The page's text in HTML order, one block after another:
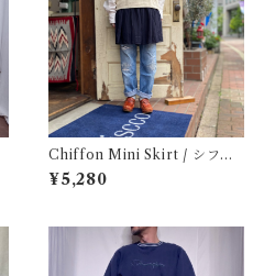
Chiffon Mini Skirt / シフォ
ン ミニ スカート 古着
¥5,280